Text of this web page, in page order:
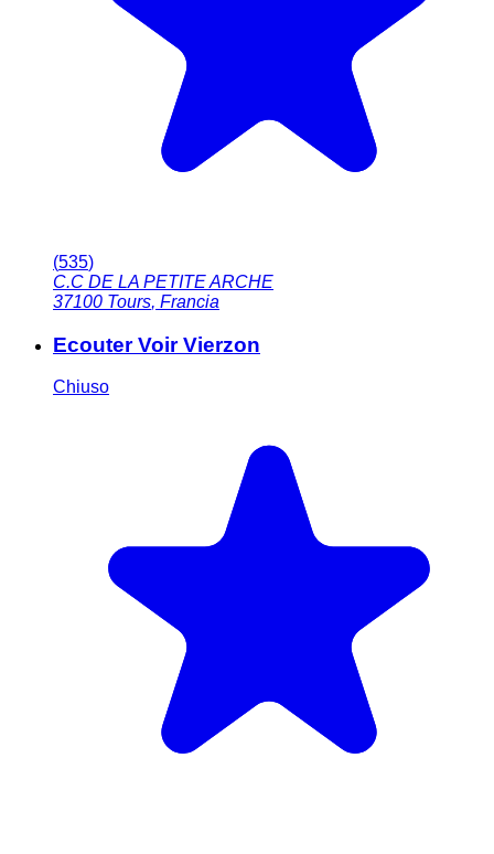
(535)
C.C DE LA PETITE ARCHE
37100 Tours, Francia
Ecouter Voir Vierzon
Chiuso